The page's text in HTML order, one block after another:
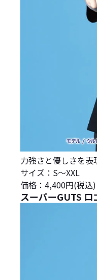
力強さと優しさを表
サイズ：S～XXL
価格：4,400円(税込)
スーパーGUTS